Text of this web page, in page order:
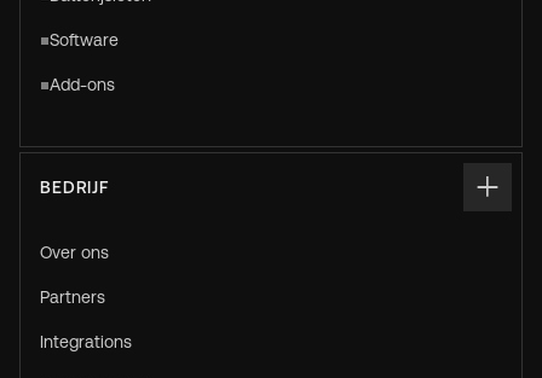
Software
Add-ons
BEDRIJF
Over ons
Partners
Integrations